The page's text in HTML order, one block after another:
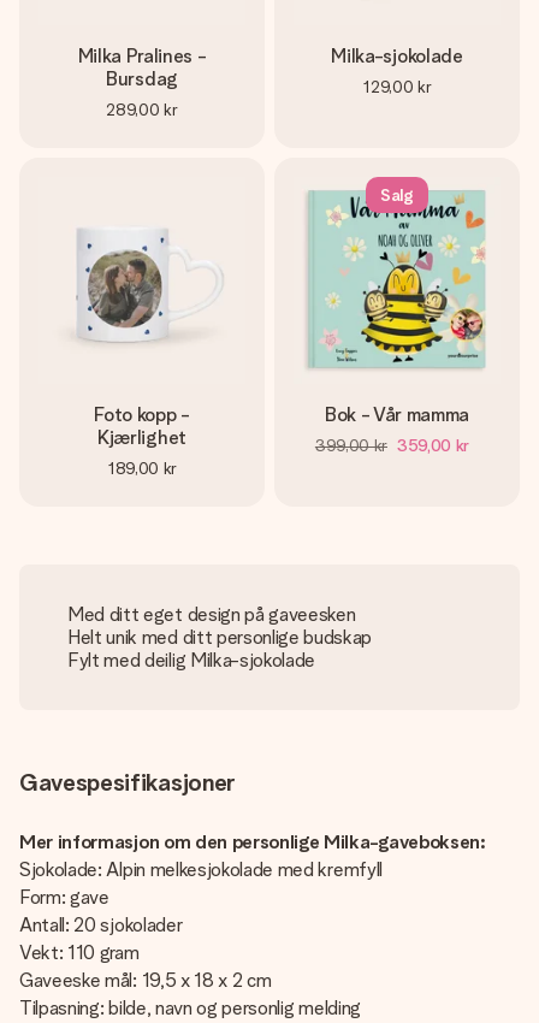
Milka Pralines -
Bursdag
289,00 kr
Milka-sjokolade
129,00 kr
Foto kopp -
Kjærlighet
189,00 kr
Salg
Bok - Vår mamma
399,00 kr 359,00 kr
Med ditt eget design på gaveesken
Helt unik med ditt personlige budskap
Fylt med deilig Milka-sjokolade
Gavespesifikasjoner
Mer informasjon om den personlige Milka-gaveboksen:
Sjokolade: Alpin melkesjokolade med kremfyll
Form: gave
Antall: 20 sjokolader
Vekt: 110 gram
Gaveeske mål: 19,5 x 18 x 2 cm
Tilpasning: bilde, navn og personlig melding